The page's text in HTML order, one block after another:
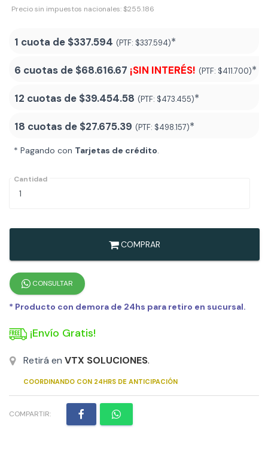
Precio sin impuestos nacionales: $255.186
1 cuota de $337.594 (PTF: $337.594)*
6 cuotas de $68.616.67 ¡SIN INTERÉS! (PTF: $411.700)*
12 cuotas de $39.454.58 (PTF: $473.455)*
18 cuotas de $27.675.39 (PTF: $498.157)*
* Pagando con Tarjetas de crédito.
Cantidad
COMPRAR
CONSULTAR
* Producto con demora de 24hs para retiro en sucursal.
¡Envío Gratis!
Retirá en VTX SOLUCIONES.
COORDINANDO CON 24HRS DE ANTICIPACIÓN
COMPARTIR: